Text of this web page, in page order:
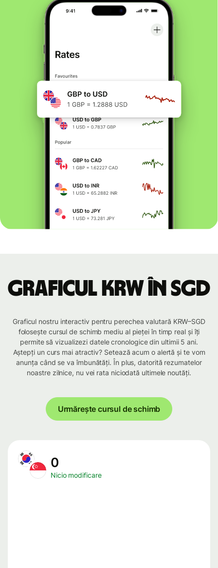
Graficul KRW în SGD
Graficul nostru interactiv pentru perechea valutară KRW–SGD
folosește cursul de schimb mediu al pieței în timp real și îți
permite să vizualizezi datele cronologice din ultimii 5 ani.
Aștepți un curs mai atractiv? Setează acum o alertă și te vom
anunța când se va îmbunătăți. În plus, datorită rezumatelor
noastre zilnice, nu vei rata niciodată ultimele noutăți.
Urmărește cursul de schimb
0
Nicio modificare